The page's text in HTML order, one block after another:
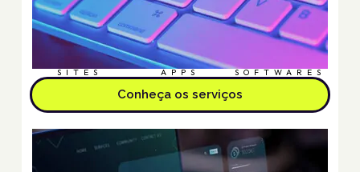
SITES APPS SOFTWARES
Conheça os serviços